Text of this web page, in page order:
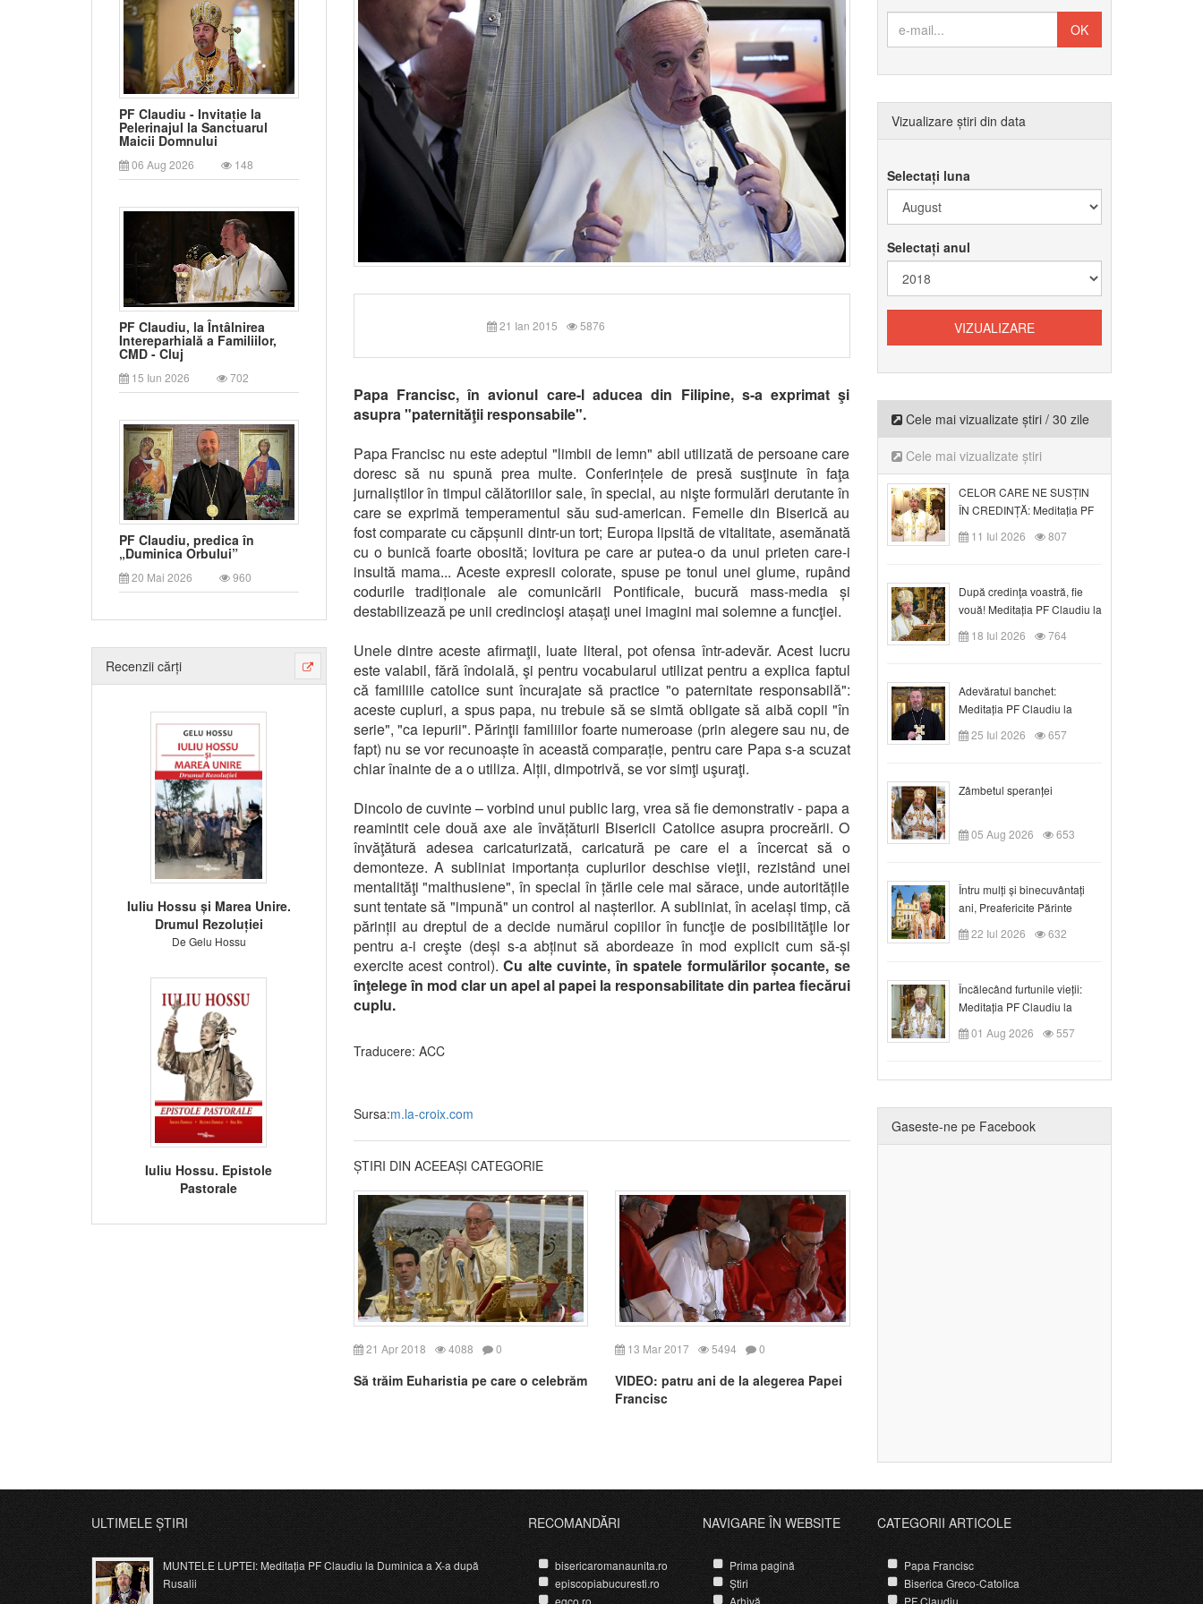
PF Claudiu - Invitație la
Pelerinajul la Sanctuarul
Maicii Domnului
06 Aug 2026 148
PF Claudiu, la Întâlnirea
Intereparhială a Familiilor,
CMD - Cluj
15 Iun 2026 702
PF Claudiu, predica în
„Duminica Orbului”
20 Mai 2026 960
Recenzii cărți
Iuliu Hossu și Marea Unire.
Drumul Rezoluției
De Gelu Hossu
Iuliu Hossu. Epistole
Pastorale
21 Ian 2015 5876
Papa Francisc, în avionul care-l aducea din Filipine, s-a exprimat şi
asupra "paternităţii responsabile".
Papa Francisc nu este adeptul "limbii de lemn" abil utilizată de persoane care
doresc să nu spună prea multe. Conferințele de presă susţinute în faţa
jurnaliștilor în timpul călătoriilor sale, în special, au nişte formulări derutante în
care se exprimă temperamentul său sud-american. Femeile din Biserică au
fost comparate cu căpșunii dintr-un tort; Europa lipsită de vitalitate, asemănată
cu o bunică foarte obosită; lovitura pe care ar putea-o da unui prieten care-i
insultă mama... Aceste expresii colorate, spuse pe tonul unei glume, rupând
codurile tradiționale ale comunicării Pontificale, bucură mass-media și
destabilizează pe unii credincioşi atașaţi unei imagini mai solemne a funcţiei.
Unele dintre aceste afirmaţii, luate literal, pot ofensa într-adevăr. Acest lucru
este valabil, fără îndoială, şi pentru vocabularul utilizat pentru a explica faptul
că familiile catolice sunt încurajate să practice "o paternitate responsabilă":
aceste cupluri, a spus papa, nu trebuie să se simtă obligate să aibă copii "în
serie", "ca iepurii". Părinţii familiilor foarte numeroase (prin alegere sau nu, de
fapt) nu se vor recunoaște în această comparație, pentru care Papa s-a scuzat
chiar înainte de a o utiliza. Alții, dimpotrivă, se vor simţi uşuraţi.
Dincolo de cuvinte – vorbind unui public larg, vrea să fie demonstrativ - papa a
reamintit cele două axe ale învățăturii Bisericii Catolice asupra procreării. O
învăţătură adesea caricaturizată, caricatură pe care el a încercat să o
demonteze. A subliniat importanța cuplurilor deschise vieţii, rezistând unei
mentalităţi "malthusiene", în special în țările cele mai sărace, unde autoritățile
sunt tentate să "impună" un control al nașterilor. A subliniat, în același timp, că
părinții au dreptul de a decide numărul copiilor în funcţie de posibilităţile lor
pentru a-i creşte (deși s-a abținut să abordeaze în mod explicit cum să-și
exercite acest control). Cu alte cuvinte, în spatele formulărilor șocante, se
înţelege în mod clar un apel al papei la responsabilitate din partea fiecărui
cuplu.
Traducere: ACC
Sursa:m.la-croix.com
ȘTIRI DIN ACEEAȘI CATEGORIE
21 Apr 2018 4088 0
Să trăim Euharistia pe care o celebrăm
13 Mar 2017 5494 0
VIDEO: patru ani de la alegerea Papei
Francisc
Vizualizare știri din data
Selectați luna
Selectați anul
Cele mai vizualizate știri / 30 zile
Cele mai vizualizate știri
CELOR CARE NE SUSȚIN
ÎN CREDINȚĂ: Meditația PF
Claudiu la Duminica a VI-a
după Rusalii
11 Iul 2026 807
După credinţa voastră, fie
vouă! Meditația PF Claudiu la
duminica a VII-a după Rusalii
18 Iul 2026 764
Adevăratul banchet:
Meditația PF Claudiu la
Duminica a VIII-a după
Rusalii
25 Iul 2026 657
Zâmbetul speranței
05 Aug 2026 653
Întru mulți și binecuvântați
ani, Preafericite Părinte
Claudiu!
22 Iul 2026 632
Încălecând furtunile vieții:
Meditația PF Claudiu la
Duminica a IX-a după Rusalii
01 Aug 2026 557
Gaseste-ne pe Facebook
ULTIMELE ȘTIRI
MUNTELE LUPTEI: Meditația PF Claudiu la Duminica a X-a după
Rusalii
RECOMANDĂRI
bisericaromanaunita.ro
episcopiabucuresti.ro
egco.ro
NAVIGARE ÎN WEBSITE
Prima pagină
Știri
Arhivă
CATEGORII ARTICOLE
Papa Francisc
Biserica Greco-Catolica
PF Claudiu